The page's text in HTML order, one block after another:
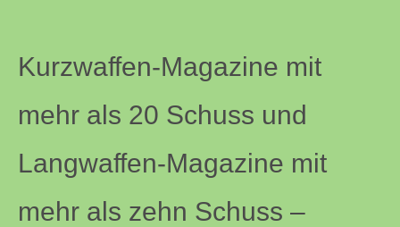
Kurzwaffen-Magazine mit
mehr als 20 Schuss und
Langwaffen-Magazine mit
mehr als zehn Schuss –